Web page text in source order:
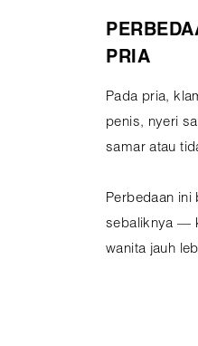
PRIA
Pada pria,
penis, nyeri
samar atau
Perbedaan
sebaliknya —
wanita jauh